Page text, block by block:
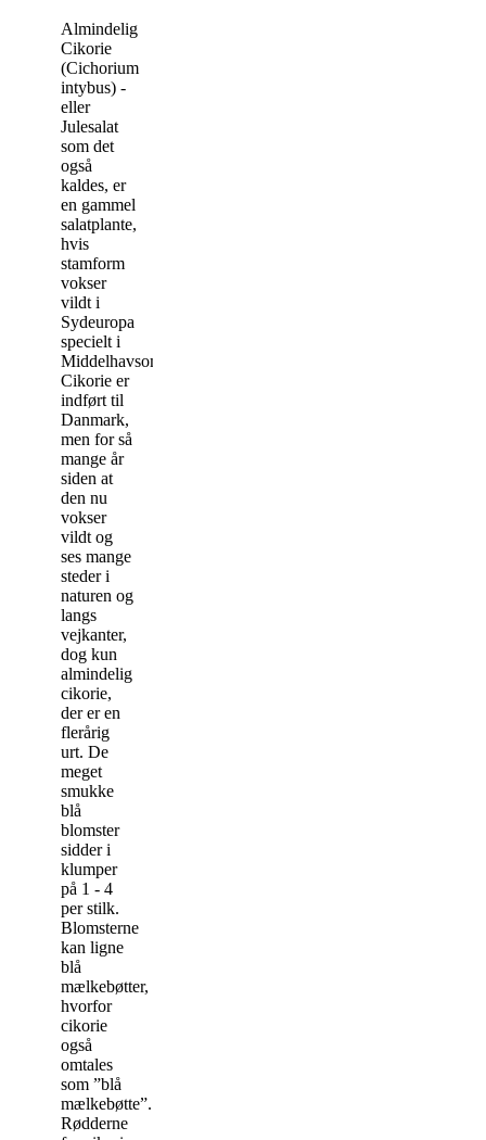
Almindelig
Cikorie
(Cichorium
intybus) -
eller
Julesalat
som det
også
kaldes, er
en gammel
salatplante,
hvis
stamform
vokser
vildt i
Sydeuropa
specielt i
Middelhavsområdet.
Cikorie er
indført til
Danmark,
men for så
mange år
siden at
den nu
vokser
vildt og
ses mange
steder i
naturen og
langs
vejkanter,
dog kun
almindelig
cikorie,
der er en
flerårig
urt. De
meget
smukke
blå
blomster
sidder i
klumper
på 1 - 4
per stilk.
Blomsterne
kan ligne
blå
mælkebøtter,
hvorfor
cikorie
også
omtales
som ”blå
mælkebøtte”.
Rødderne